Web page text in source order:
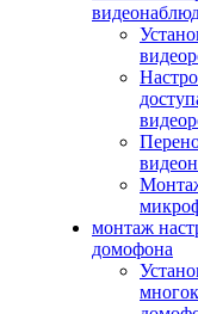
монтаж
домофона